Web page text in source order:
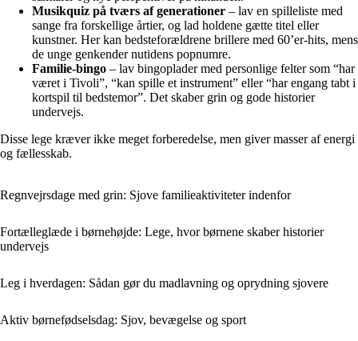
Musikquiz på tværs af generationer – lav en spilleliste med
sange fra forskellige årtier, og lad holdene gætte titel eller
kunstner. Her kan bedsteforældrene brillere med 60’er-hits, mens
de unge genkender nutidens popnumre.
Familie-bingo – lav bingoplader med personlige felter som “har
været i Tivoli”, “kan spille et instrument” eller “har engang tabt i
kortspil til bedstemor”. Det skaber grin og gode historier
undervejs.
Disse lege kræver ikke meget forberedelse, men giver masser af energi
og fællesskab.
Regnvejrsdage med grin: Sjove familieaktiviteter indenfor
Fortælleglæde i børnehøjde: Lege, hvor børnene skaber historier
undervejs
Leg i hverdagen: Sådan gør du madlavning og oprydning sjovere
Aktiv børnefødselsdag: Sjov, bevægelse og sport